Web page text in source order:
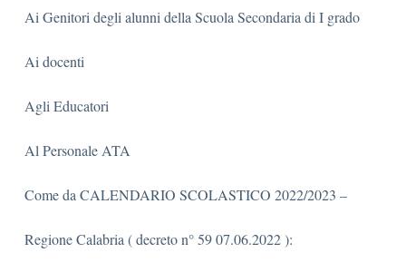
Ai Genitori degli alunni della Scuola Secondaria di I grado
Ai docenti
Agli Educatori
Al Personale ATA
Come da CALENDARIO SCOLASTICO 2022/2023 –
Regione Calabria ( decreto n° 59 07.06.2022 ):